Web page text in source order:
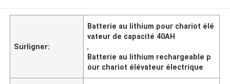
Surligner:
Batterie au lithium pour chariot élé
vateur de capacité 40AH
,
Batterie au lithium rechargeable p
our chariot élévateur électrique